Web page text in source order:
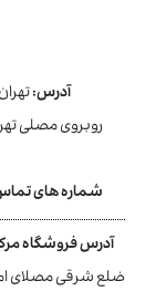
آدرس:
روبروی مصلی
شماره های
آدرس فروشگاه
ضلع شرقی مصلای